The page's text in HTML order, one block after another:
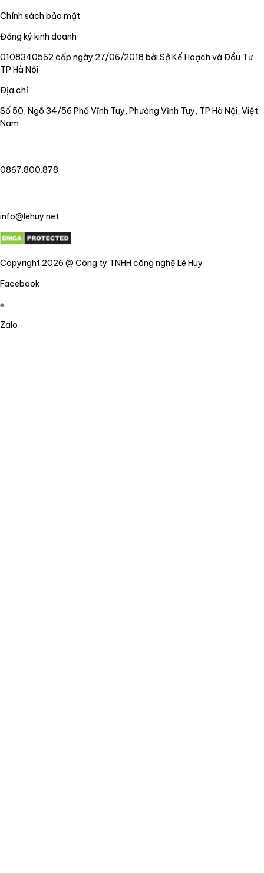
Chính sách bảo mật
Đăng ký kinh doanh
0108340562 cấp ngày 27/06/2018 bởi Sở Kế Hoạch và Đầu Tư
TP Hà Nội
Địa chỉ
Số 50, Ngõ 34/56 Phố Vĩnh Tuy, Phường Vĩnh Tuy, TP Hà Nội, Việt
Nam
0867.800.878
info@lehuy.net
Copyright 2026 @ Công ty TNHH công nghệ Lê Huy
Facebook
Zalo